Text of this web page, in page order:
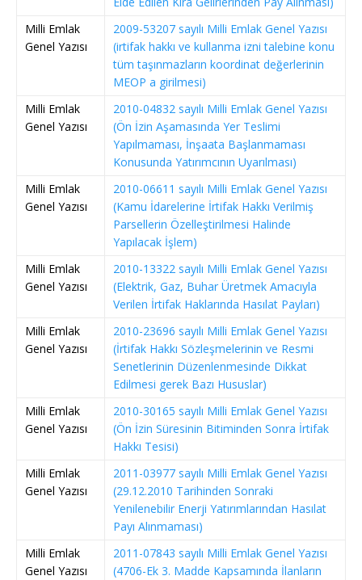
Milli Emlak
Genel Yazısı
2009-53207 sayılı Milli Emlak Genel Yazısı
(irtifak hakkı ve kullanma izni talebine konu
tüm taşınmazların koordinat değerlerinin
MEOP a girilmesi)
Milli Emlak
Genel Yazısı
2010-04832 sayılı Milli Emlak Genel Yazısı
(Ön İzin Aşamasında Yer Teslimi
Yapılmaması, İnşaata Başlanmaması
Konusunda Yatırımcının Uyarılması)
Milli Emlak
Genel Yazısı
2010-06611 sayılı Milli Emlak Genel Yazısı
(Kamu İdarelerine İrtifak Hakkı Verilmiş
Parsellerin Özelleştirilmesi Halinde
Yapılacak İşlem)
Milli Emlak
Genel Yazısı
2010-13322 sayılı Milli Emlak Genel Yazısı
(Elektrik, Gaz, Buhar Üretmek Amacıyla
Verilen İrtifak Haklarında Hasılat Payları)
Milli Emlak
Genel Yazısı
2010-23696 sayılı Milli Emlak Genel Yazısı
(İrtifak Hakkı Sözleşmelerinin ve Resmi
Senetlerinin Düzenlenmesinde Dikkat
Edilmesi gerek Bazı Hususlar)
Milli Emlak
Genel Yazısı
2010-30165 sayılı Milli Emlak Genel Yazısı
(Ön İzin Süresinin Bitiminden Sonra İrtifak
Hakkı Tesisi)
Milli Emlak
Genel Yazısı
2011-03977 sayılı Milli Emlak Genel Yazısı
(29.12.2010 Tarihinden Sonraki
Yenilenebilir Enerji Yatırımlarından Hasılat
Payı Alınmaması)
Milli Emlak
Genel Yazısı
2011-07843 sayılı Milli Emlak Genel Yazısı
(4706-Ek 3. Madde Kapsamında İlanların